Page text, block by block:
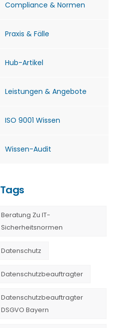
Compliance & Normen
Praxis & Fälle
Hub-Artikel
Leistungen & Angebote
ISO 9001 Wissen
Wissen-Audit
Tags
Beratung Zu IT-
Sicherheitsnormen
Datenschutz
Datenschutzbeauftragter
Datenschutzbeauftragter
DSGVO Bayern